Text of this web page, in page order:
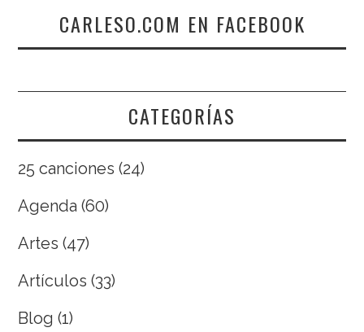
CARLESO.COM EN FACEBOOK
CATEGORÍAS
25 canciones (24)
Agenda (60)
Artes (47)
Artículos (33)
Blog (1)